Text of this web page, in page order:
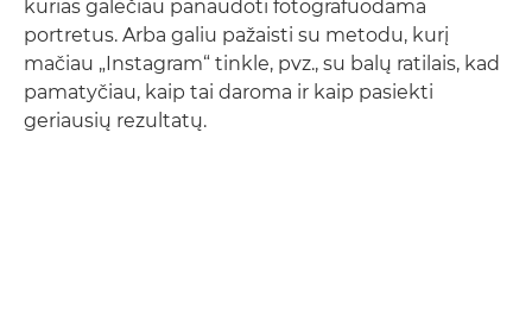
kurias galėčiau panaudoti fotografuodama
portretus. Arba galiu pažaisti su metodu, kurį
mačiau „Instagram“ tinkle, pvz., su balų ratilais, kad
pamatyčiau, kaip tai daroma ir kaip pasiekti
geriausių rezultatų.